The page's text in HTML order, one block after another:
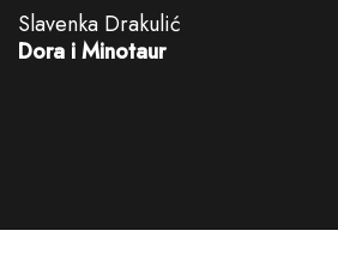
Slavenka Drakulić
Dora i Minotaur